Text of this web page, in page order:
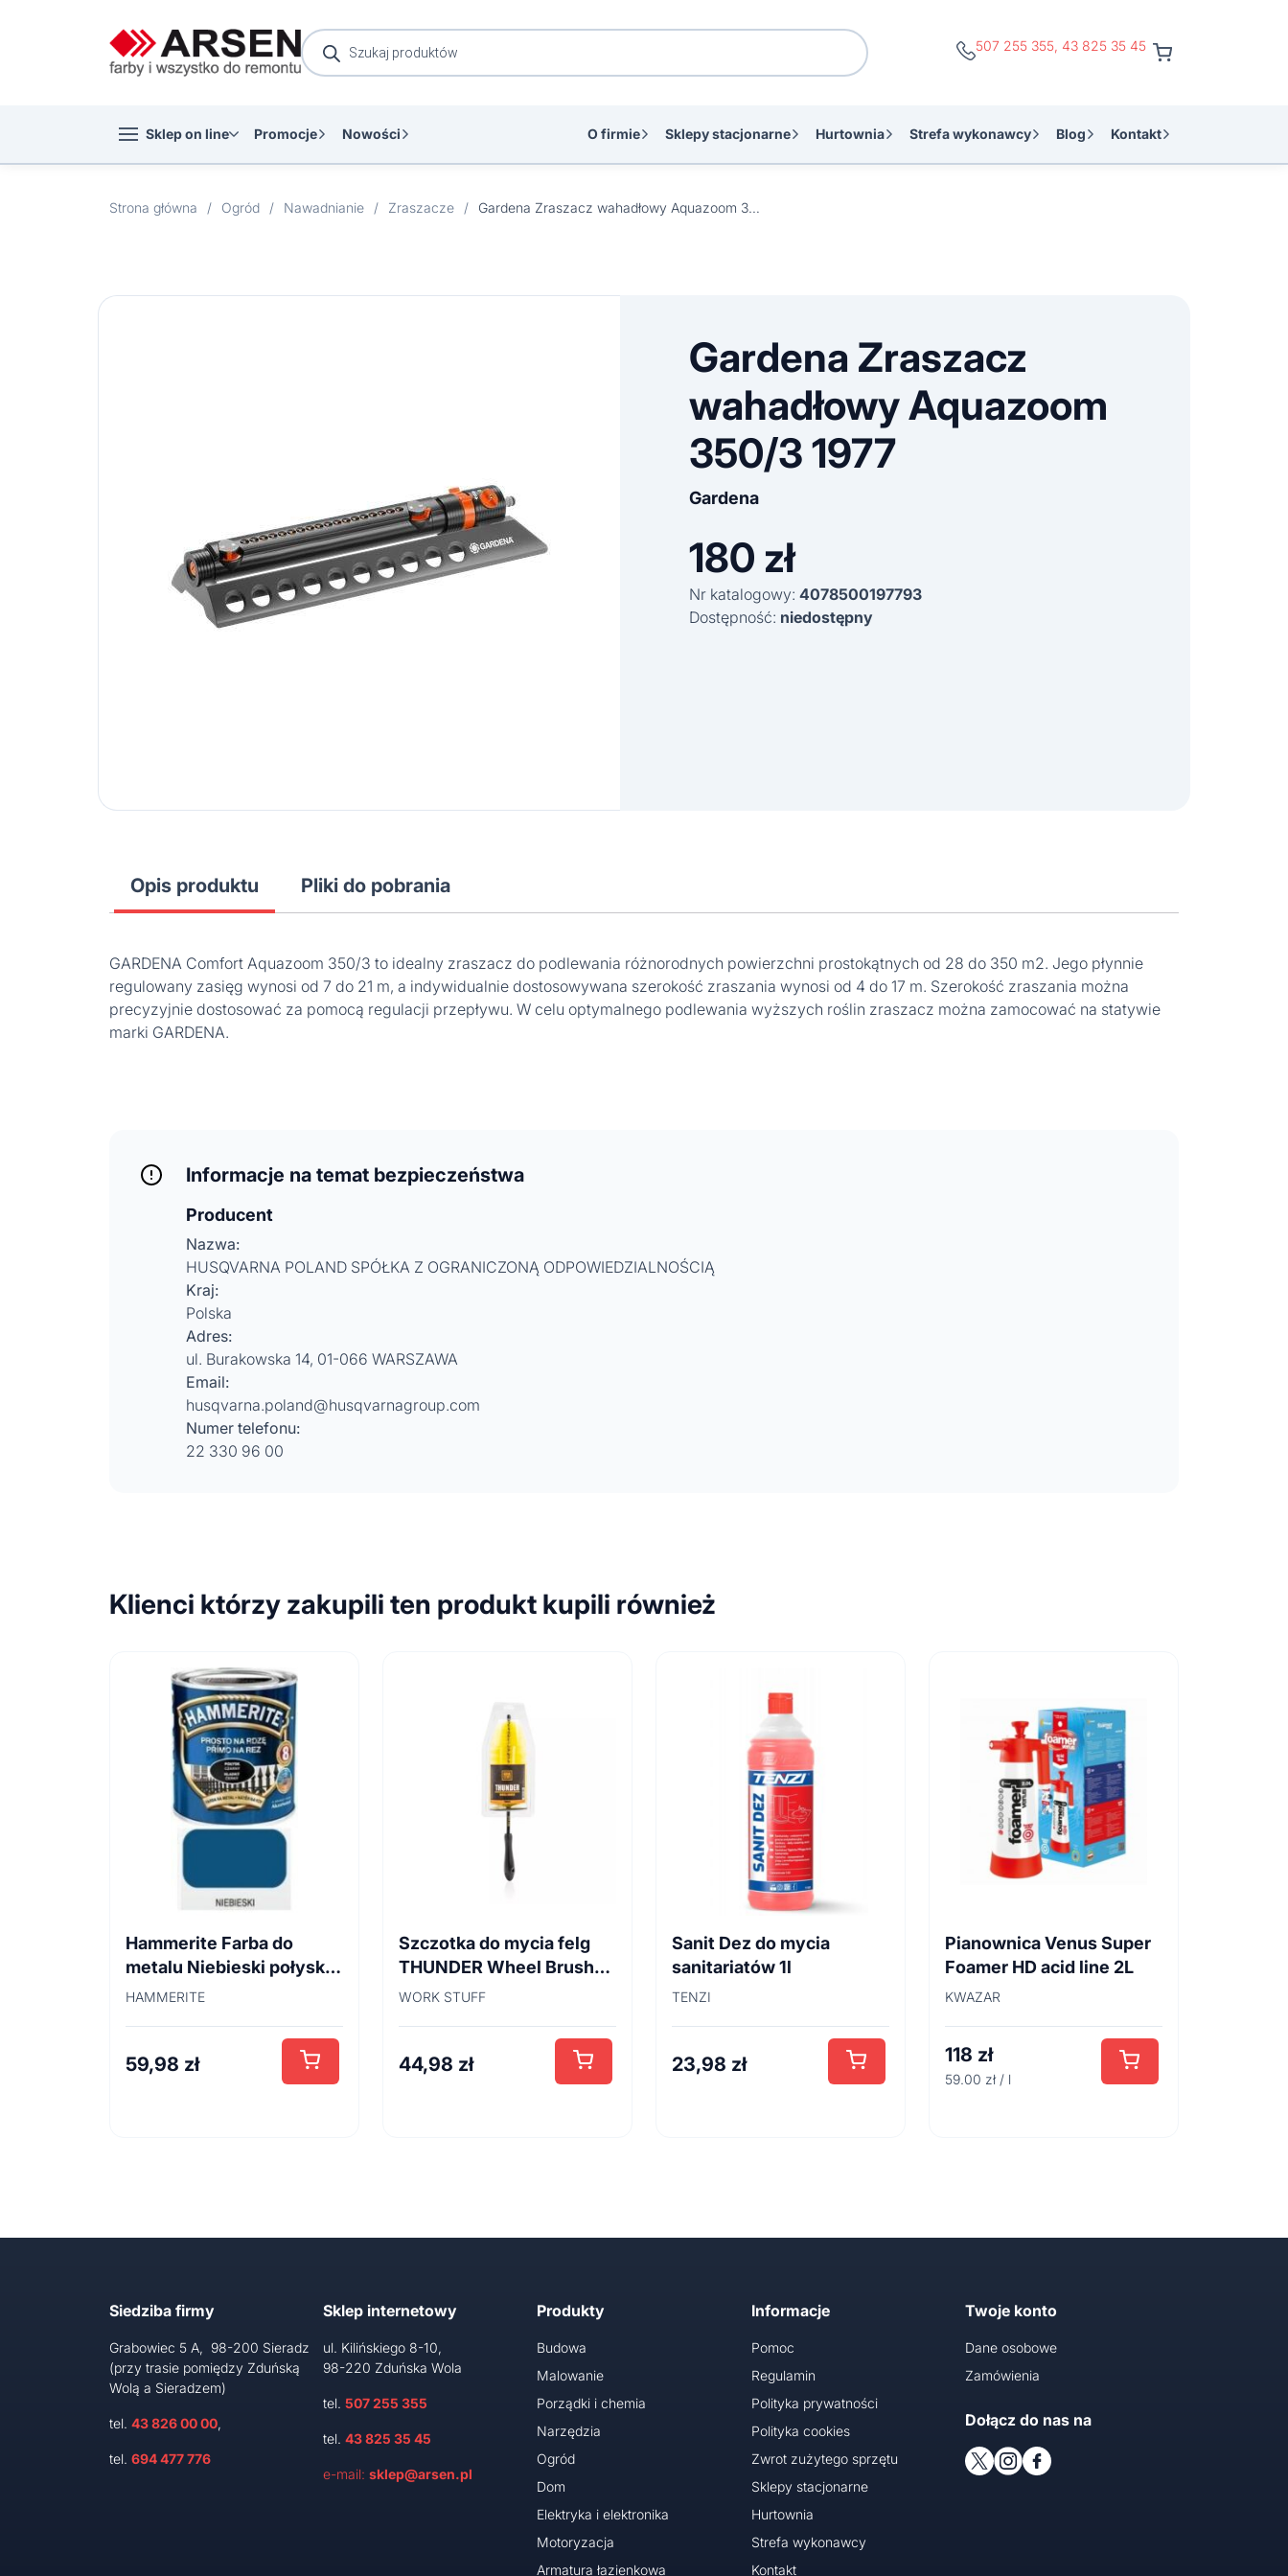
Wyszukiwarka
produktów
507 255 355 43 825 35 45
Sklep on line Promocje Nowości O firmie Sklepy stacjonarne Hurtownia Strefa wykonawcy Blog Kontakt
Strona główna / Ogród / Nawadnianie / Zraszacze / Gardena Zraszacz wahadłowy Aquazoom 350/3 1977
Gardena Zraszacz
wahadłowy Aquazoom
350/3 1977
Gardena
180 zł
Nr katalogowy: 4078500197793
Dostępność: niedostępny
Opis produktu Pliki do pobrania
GARDENA Comfort Aquazoom 350/3 to idealny zraszacz do podlewania różnorodnych powierzchni prostokątnych od 28 do 350 m2. Jego płynnie
regulowany zasięg wynosi od 7 do 21 m, a indywidualnie dostosowywana szerokość zraszania wynosi od 4 do 17 m. Szerokość zraszania można
precyzyjnie dostosować za pomocą regulacji przepływu. W celu optymalnego podlewania wyższych roślin zraszacz można zamocować na statywie
marki GARDENA.
Informacje na temat bezpieczeństwa
Producent
Nazwa:
HUSQVARNA POLAND SPÓŁKA Z OGRANICZONĄ ODPOWIEDZIALNOŚCIĄ
Kraj:
Polska
Adres:
ul. Burakowska 14, 01-066 WARSZAWA
Email:
husqvarna.poland@husqvarnagroup.com
Numer telefonu:
22 330 96 00
Klienci którzy zakupili ten produkt kupili również
Hammerite Farba do
metalu Niebieski połysk
0,7 l
HAMMERITE
59,98 zł
Szczotka do mycia felg
THUNDER Wheel Brush
45cm
WORK STUFF
44,98 zł
Sanit Dez do mycia
sanitariatów 1l
TENZI
23,98 zł
Pianownica Venus Super
Foamer HD acid line 2L
KWAZAR
118 zł
59.00 zł / l
Siedziba firmy
Grabowiec 5 A, 98-200 Sieradz
(przy trasie pomiędzy Zduńską
Wolą a Sieradzem)
tel. 43 826 00 00,
tel. 694 477 776
Sklep internetowy
ul. Kilińskiego 8-10,
98-220 Zduńska Wola
tel.507 255 355
tel.43 825 35 45
e-mail:sklep@arsen.pl
Produkty
Budowa
Malowanie
Porządki i chemia
Narzędzia
Ogród
Dom
Elektryka i elektronika
Motoryzacja
Armatura łazienkowa
Informacje
Pomoc
Regulamin
Polityka prywatności
Polityka cookies
Zwrot zużytego sprzętu
Sklepy stacjonarne
Hurtownia
Strefa wykonawcy
Kontakt
Twoje konto
Dane osobowe
Zamówienia
Dołącz do nas na